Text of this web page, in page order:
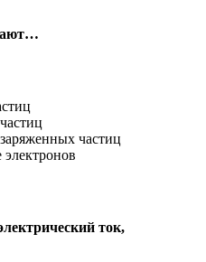
частиц
ток,